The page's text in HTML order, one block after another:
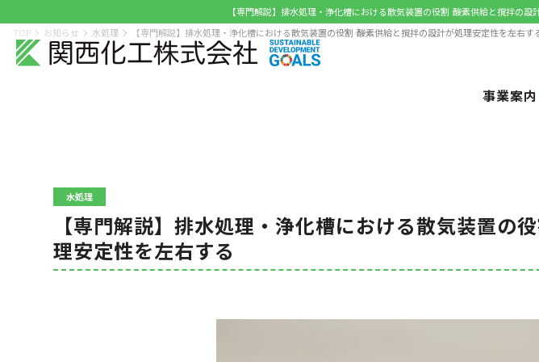
【専門解説】排水処理・浄化槽における散気装置の役割 ―― 酸素供給と撹拌
事業案内
TOP お知らせ 水処理 【専門解説】排水処理・浄化槽における散気装置の役割 ―― 酸素供給と撹拌の設計が処理安定性を左右す
水処理
【専門解説】排水処理・浄化槽における散気装置の
理安定性を左右する